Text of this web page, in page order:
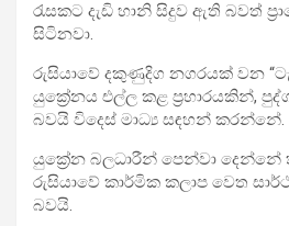
රැසකට දැඩි හානි සිදුව ඇති බවත්
සිටිනවා.
රුසියාවේ දකුණුදිග නගරයක් වන
යුක්‍රේනය එල්ල කළ ප්‍රහාරයකින්,
බවයි විදෙස් මාධ්‍ය සඳහන් කරන්නේ.
යුක්‍රේන බලධාරීන් පෙන්වා දෙන්නේ
රුසියාවේ කාර්මික කලාප වෙත
බවයි.